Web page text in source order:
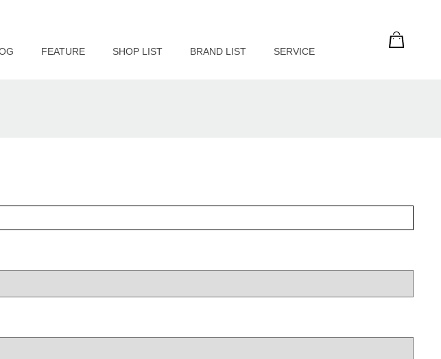
FEATURE SHOP LIST BRAND LIST SERVICE